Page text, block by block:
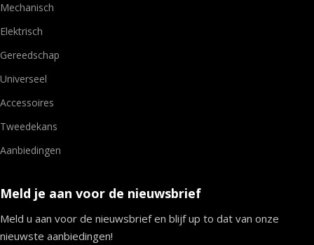
Mechanisch
Elektrisch
Gereedschap
Universeel
Accessoires
Tweedekans
Aanbiedingen
Meld je aan voor de nieuwsbrief
Meld u aan voor de nieuwsbrief en blijf up to dat van onze
nieuwste aanbiedingen!